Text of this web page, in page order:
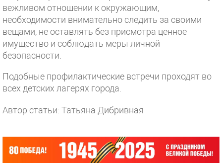
вежливом отношении к окружающим,
необходимости внимательно следить за своими
вещами, не оставлять без присмотра ценное
имущество и соблюдать меры личной
безопасности.
Подобные профилактические встречи проходят во
всех детских лагерях города.
Автор статьи: Татьяна Дибривная